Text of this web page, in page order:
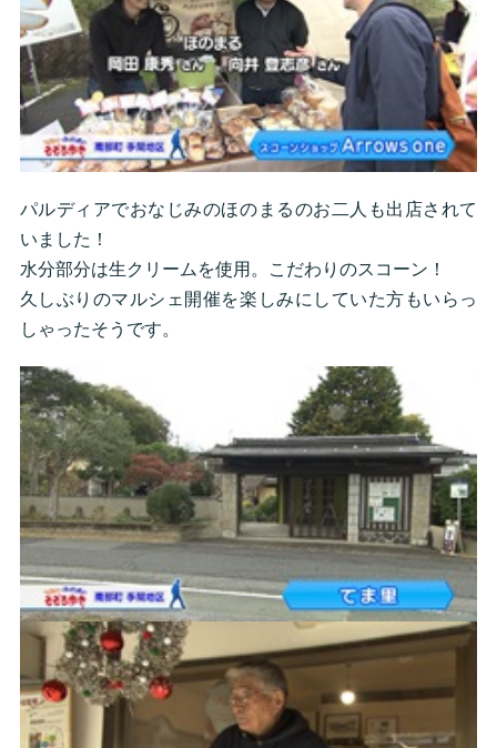
パルディアでおなじみのほのまるのお二人も出店されて
いました！
水分部分は生クリームを使用。こだわりのスコーン！
久しぶりのマルシェ開催を楽しみにしていた方もいらっ
しゃったそうです。